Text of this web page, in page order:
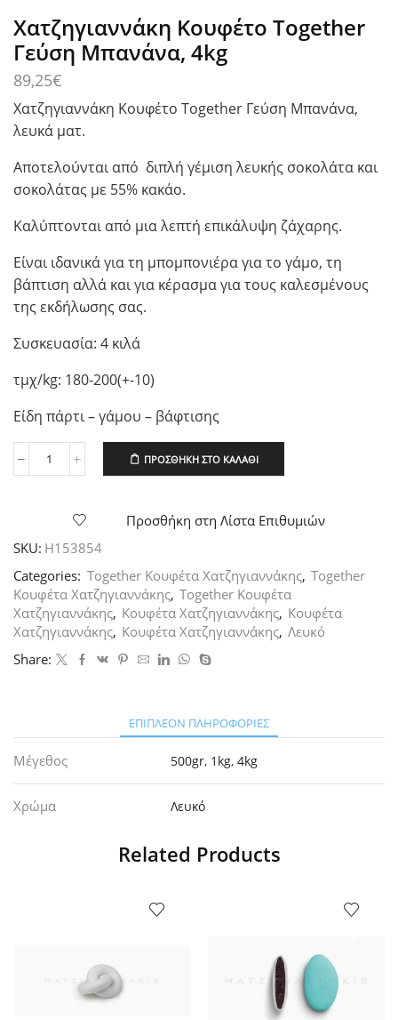
Χατζηγιαννάκη Κουφέτο Together
Γεύση Μπανάνα, 4kg
89,25€
Χατζηγιαννάκη Κουφέτο Together Γεύση Μπανάνα,
λευκά ματ.
Αποτελούνται από διπλή γέμιση λευκής σοκολάτα και
σοκολάτας με 55% κακάο.
Καλύπτονται από μια λεπτή επικάλυψη ζάχαρης.
Είναι ιδανικά για τη μπομπονιέρα για το γάμο, τη
βάπτιση αλλά και για κέρασμα για τους καλεσμένους
της εκδήλωσης σας.
Συσκευασία: 4 κιλά
τμχ/kg: 180-200(+-10)
Είδη πάρτι – γάμου – βάφτισης
Χατζηγιαννάκη
Γεύση
4kg
ποσότητα
ΠΡΟΣΘΉΚΗ ΣΤΟ ΚΑΛΆΘΙ
Προσθήκη στη Λίστα Επιθυμιών
SKU: H153854
Categories: Together Κουφέτα Χατζηγιαννάκης, Together
Κουφέτα Χατζηγιαννάκης, Together Κουφέτα
Χατζηγιαννάκης, Κουφέτα Χατζηγιαννάκης, Κουφέτα
Χατζηγιαννάκης, Κουφέτα Χατζηγιαννάκης, Λευκό
Share:
ΕΠΙΠΛΈΟΝ ΠΛΗΡΟΦΟΡΊΕΣ
Μέγεθος 500gr, 1kg, 4kg
Χρώμα Λευκό
Related Products